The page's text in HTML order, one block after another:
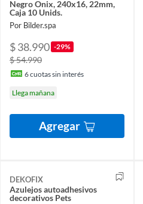
Negro Onix, 240x16, 22mm,
Caja 10 Unids.
Por Bilder.spa
$ 38.990 -29%
$ 54.990
6cuotas sin interés
Llega mañana
Agregar
DEKOFIX
Azulejos autoadhesivos
decorativos Pets